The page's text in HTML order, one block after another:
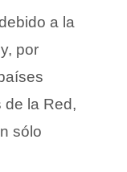
a la
por
de la Red,
sólo